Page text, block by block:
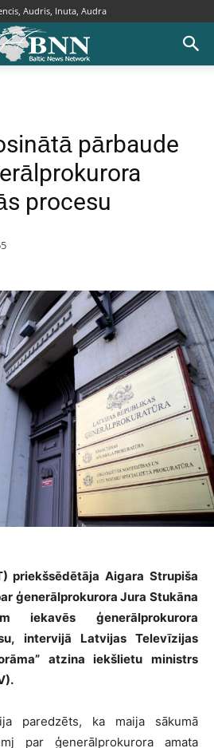
Audris, Inuta, Audra
pārbaude
procesu
priekšsēdētāja Aigara Strupiša
ģenerālprokurora Jura Stukāna
iekavēs ģenerālprokurora
intervijā Latvijas Televīzijas
atzina iekšlietu ministrs
paredzēts, ka maija sākumā
par ģenerālprokurora amata